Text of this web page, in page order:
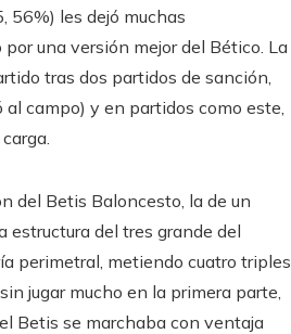
56%) les dejó muchas
una versión mejor del Bético. La
tras dos partidos de sanción,
campo) y en partidos como este,
del Betis Baloncesto, la de un
estructura del tres grande del
perimetral, metiendo cuatro triples
jugar mucho en la primera parte,
Betis se marchaba con ventaja